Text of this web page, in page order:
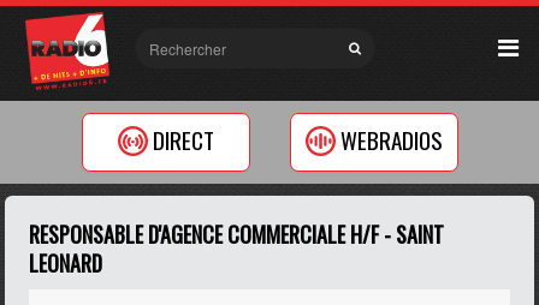
DIRECT WEBRADIOS
RESPONSABLE D'AGENCE COMMERCIALE H/F - SAINT
LEONARD